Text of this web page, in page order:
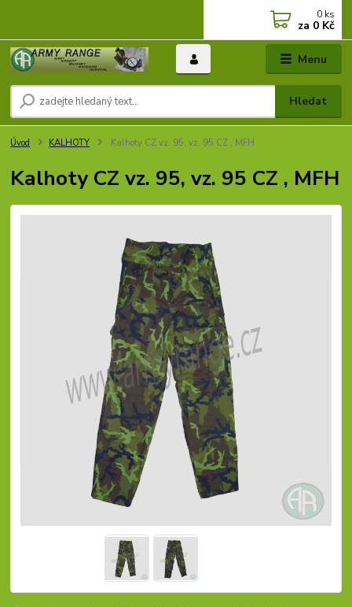
Menu
Hledat
0 ks
za 0 Kč
Úvod KALHOTY Kalhoty CZ vz. 95, vz. 95 CZ , MFH
Kalhoty CZ vz. 95, vz. 95 CZ , MFH